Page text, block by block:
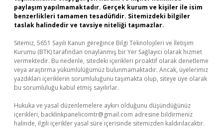
paylaşım yapılmamaktadır. Gerçek kurum ve kişiler ile isim
benzerlikleri tamamen tesadüfidir. Sitemizdeki bilgiler
taslak halindedir ve tavsiye niteliği taşımazlar.
Sitemiz, 5651 Sayılı Kanun gereğince Bilgi Teknolojileri ve İletişim
Kurumu (BTK) tarafından onaylanmış bir Yer Sağlayıcı olarak hizmet
vermektedir. Bu nedenle, sitedeki içerikleri proaktif olarak denetleme
veya araştırma yükümlülüğümüz bulunmamaktadır. Ancak, üyelerimiz
yazdıkları içeriklerin sorumluluğunu taşımakta olup, siteye üye olarak
bu sorumluluğu kabul etmiş sayılırlar.
Hukuka ve yasal düzenlemelere aykırı olduğunu düşündüğünüz
içerikleri, backlinkpanelicomtr@gmail.com adresine bildirmeniz
halinde, ilgili içerikler yasal süre içerisinde sitemizden kaldırılacaktır.